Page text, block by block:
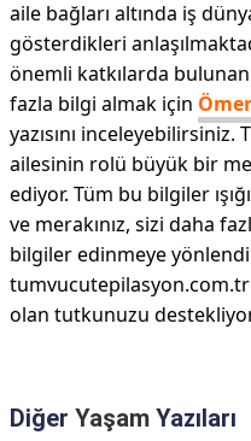
aile bağları altında iş
gösterdikleri
önemli katkılarda
fazla bilgi almak için
yazısını
ailesinin rolü büyük bir
ediyor. Tüm bu bilgiler
ve merakınız, sizi daha
bilgiler edinmeye
olan tutkunuzu
Diğer Yaşam Yazıları